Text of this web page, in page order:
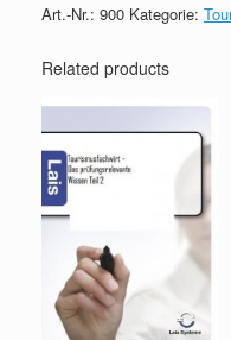
Art.-Nr.: 900 Kategorie:
Related products